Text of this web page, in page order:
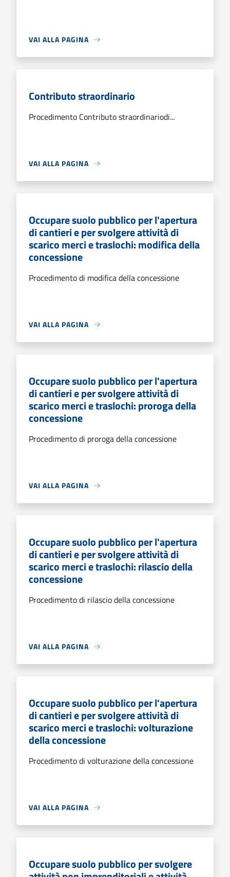
VAI ALLA PAGINA
Contributo straordinario
Procedimento Contributo straordinariodi...
VAI ALLA PAGINA
Occupare suolo pubblico per l'apertura
di cantieri e per svolgere attività di
scarico merci e traslochi: modifica della
concessione
Procedimento di modifica della concessione
VAI ALLA PAGINA
Occupare suolo pubblico per l'apertura
di cantieri e per svolgere attività di
scarico merci e traslochi: proroga della
concessione
Procedimento di proroga della concessione
VAI ALLA PAGINA
Occupare suolo pubblico per l'apertura
di cantieri e per svolgere attività di
scarico merci e traslochi: rilascio della
concessione
Procedimento di rilascio della concessione
VAI ALLA PAGINA
Occupare suolo pubblico per l'apertura
di cantieri e per svolgere attività di
scarico merci e traslochi: volturazione
della concessione
Procedimento di volturazione della concessione
VAI ALLA PAGINA
Occupare suolo pubblico per svolgere